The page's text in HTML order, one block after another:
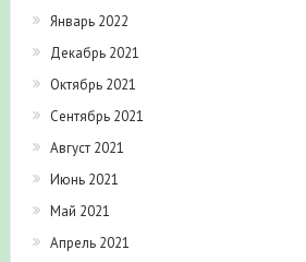
Январь 2022
Декабрь 2021
Октябрь 2021
Сентябрь 2021
Август 2021
Июнь 2021
Май 2021
Апрель 2021